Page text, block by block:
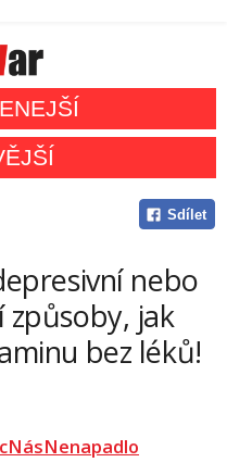
Sdílet
nebo
způsoby, jak
bez léků!